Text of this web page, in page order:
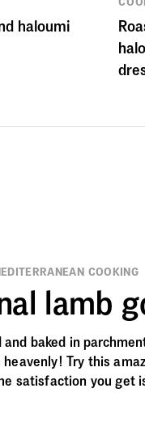
haloumi
COOKING
lamb
baked in
Try this
satisfaction you get